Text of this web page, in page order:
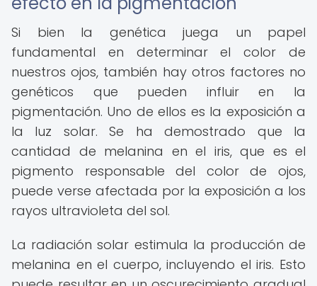
Si bien la genética juega un papel
fundamental en determinar el color de
nuestros ojos, también hay otros factores no
genéticos que pueden influir en la
pigmentación. Uno de ellos es la exposición a
la luz solar. Se ha demostrado que la
cantidad de melanina en el iris, que es el
pigmento responsable del color de ojos,
puede verse afectada por la exposición a los
rayos ultravioleta del sol.
La radiación solar estimula la producción de
melanina en el cuerpo, incluyendo el iris. Esto